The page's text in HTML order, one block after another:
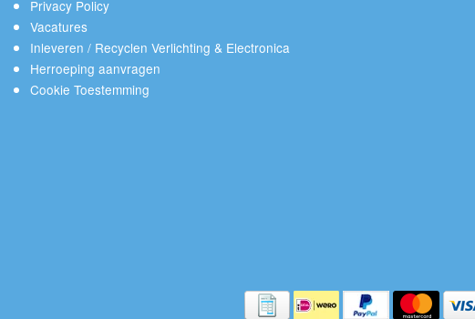
Privacy Policy
Vacatures
Inleveren / Recyclen Verlichting & Electronica
Herroeping aanvragen
Cookie Toestemming